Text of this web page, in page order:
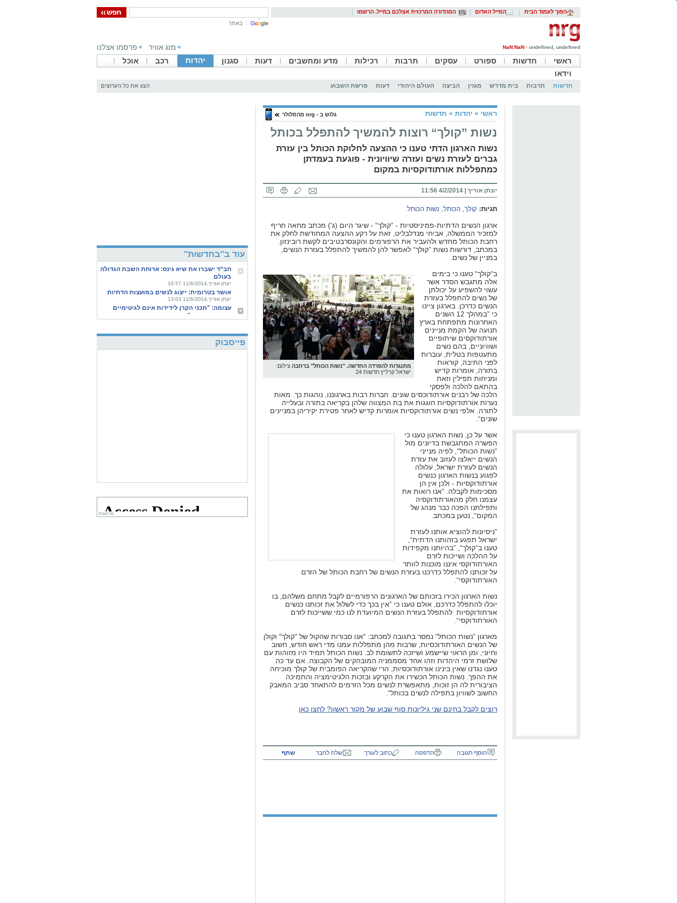
הפוך לעמוד הבית המייל האדום
המהדורה המרכזית אצלכם במייל. הרשמו
באתר
NaN:NaN · undefined, undefined
» מזג אוויר » פרסמו אצלנו
ראשי
חדשות ספורט עסקים תרבות רכילות מדע ומחשבים דעות סגנון יהדות רכב
אוכל
וידאו
חדשות תרבות בית מדרש מגזין הביצה העולם היהודי דעות פרשת השבוע הצג את כל הערוצים
ראשי » יהדות » חדשות גלוש ב - nrg מהסלולר
נשות ”קולך“ רוצות להמשיך להתפלל בכותל
נשות הארגון הדתי טענו כי ההצעה לחלוקת הכותל בין עזרת
גברים לעזרת נשים ועזרה שיוויונית - פוגעת בעמדתן
כמתפללות אורתודוקסיות במקום
יונתן אוריך 4/2/2014 11:56
תגיות: קולך, הכותל, נשות הכותל
ארגון הנשים הדתיות-פמיניסטיות - ”קולך“ - שיגר היום (ג‘) מכתב מחאה חריף
למזכיר הממשלה, אביחי מנדלבליט, זאת על רקע ההצעה המחודשת לחלק את
רחבת הכותל מחדש ולהעביר את הרפורמים והקונסרבטיבים לקשת רובינזון.
במכתב, דורשות נשות ”קולך“ לאפשר להן להמשיך להתפלל בעזרת הנשים,
במניין של נשים.
מתנגדות להפרדה החדשה. "נשות הכותל" ברחבה צילום:
ישראל קרליץ חדשות 24
ב“קולך“ טענו כי בימים
אלה מתגבש הסדר אשר
עשוי להשפיע על יכולתן
של נשים להתפלל בעזרת
הנשים כדרכן. בארגון ציינו
כי ”במהלך 12 השנים
האחרונות מתפתחת בארץ
תנועה של הקמת מניינים
אורתודוקסים שיתופיים
ושוויוניים, בהם נשים
מתעטפות בטלית, עוברות
לפני התיבה, קוראות
בתורה, אומרות קדיש
ומניחות תפילין וזאת
בהתאם להלכה ולפסקי
הלכה של רבנים אורתודוכסים שונים. חברות רבות בארגוננו, נוהגות כך. מאות
נערות אורתודוקסיות חוגגות את בת המצווה שלהן בקריאה בתורה ובעלייה
לתורה. אלפי נשים אורתודוקסיות אומרות קדיש לאחר פטירת יקיריהן במניינים
שונים“.
אשר על כן, נשות הארגון טענו כי
הפשרה המתגבשת בדיונים מול
”נשות הכותל“, לפיה מנייני
הנשים ייאלצו לעזוב את עזרת
הנשים לעזרת ישראל, עלולה
לפגוע בנשות הארגון כנשים
אורתודוקסיות - ולכן אין הן
מסכימות לקבלה. ”אנו רואות את
עצמנו חלק מהאורתודוקסיה
ותפילתנו הפכה כבר מנהג של
המקום“, נטען במכתב.
”ניסיונות להוציא אותנו לעזרת
ישראל תפגע בזהותנו הדתית“,
טענו ב“קולך“, ”בהיותנו מקפידות
על ההלכה ושייכות לזרם
האורתודוקסי איננו מוכנות לוותר
על זכותנו להתפלל כדרכנו בעזרת הנשים של רחבת הכותל של הזרם
האורתודוקסי“.
נשות הארגון הכירו בזכותם של הארגונים הרפורמיים לקבל מתחם משלהם, בו
יוכלו להתפלל כדרכם, אולם טענו כי ”אין בכך כדי לשלול את זכותנו כנשים
אורתודוקסיות להתפלל בעזרת הנשים המיועדת לנו כמי ששייכות לזרם
האורתודוקסי“.
מארגון ”נשות הכותל“ נמסר בתגובה למכתב: "אנו סבורות שהקול של "קולך" וקולן
של הנשים האורתודוכסיות, שרבות מהן מתפללות עמנו מדי ראש חודש, חשוב
וחיוני, ומן הראוי שיישמע ושיזכה לתשומת לב. נשות הכותל תמיד היו מזוהות עם
שלושת זרמי היהדות וזהו אחד מסממניה המובהקים של הקבוצה. אם עד כה
טענו נגדנו שאין בינינו אורתודוכסיות, הרי שהקריאה הפומבית של קולך מוכיחה
את ההפך. נשות הכותל הכשירו את הקרקע ובזכות הלגיטימציה והתמיכה
הציבורית לה הן זוכות, מתאפשרת לנשים מכל הזרמים להתאחד סביב המאבק
החשוב לשוויון בתפילה לנשים בכותל“.
רוצים לקבל בחינם שני גיליונות סוף שבוע של מקור ראשון? לחצו כאן
הוסף תגובה הדפסה כתוב לעורך שלח לחבר שתף
עוד ב''בחדשות''
חב“ד ישברו את שיא גינס: ארוחת השבת הגדולה
בעולם
יונתן אוריך,11/6/2014 16:57
אושר בטרומית: ייצוג לנשים במועצות הדתיות
יונתן אוריך,11/6/2014 13:03
עצומה: "תכני הקרן לידידות אינם לגיטימיים
בחינוך הציבורי"
המתגרשים
רועי ילינק,11/6/2014 11:33
פייסבוק